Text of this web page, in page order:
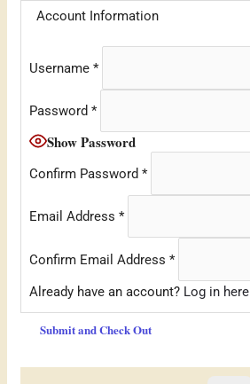
Account Information
Username *
Password*
Show Password
Confirm Password *
Email Address *
Confirm Email Address *
Already have an account? Log in here